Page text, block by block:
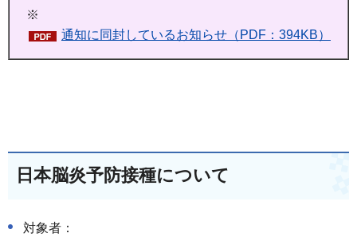
※
通知に同封しているお知らせ（PDF：394KB）
日本脳炎予防接種について
対象者：